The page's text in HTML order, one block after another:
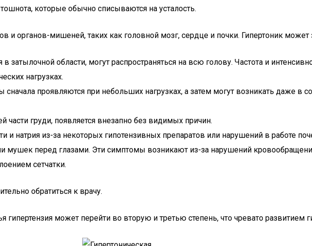
которые обычно списываются на усталость.
и органов-мишеней, таких как головной мозг, сердце и почки. Гипертоник
области, могут распространяться на всю голову. Частота и
нагрузках.
проявляются при небольших нагрузках, а затем могут возникать даже в
груди, появляется внезапно без видимых причин.
и натрия из-за некоторых гипотензивных препаратов или нарушений в работе
мушек перед глазами. Эти симптомы возникают из-за нарушений
сетчатки.
обратиться к врачу.
может перейти во вторую и третью степень, что чревато развитием